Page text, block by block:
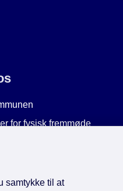
for fysisk fremmøde
samtykke til at